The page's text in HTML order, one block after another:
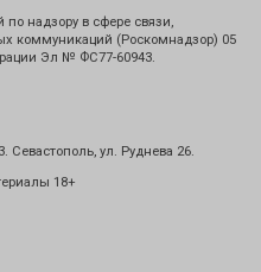
надзору в сфере связи,
коммуникаций (Роскомнадзор) 05
Эл № ФС77-60943.
Севастополь, ул. Руднева 26.
18+